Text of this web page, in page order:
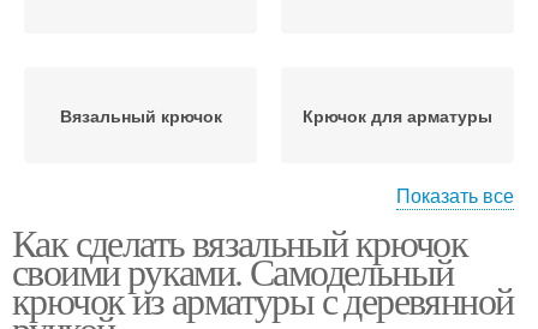
Вязальный крючок Крючок для арматуры
Крючок с винтом
Полуавтоматический
крючок
Показать все
Как сделать вязальный крючок
своими руками. Самодельный
крючок из арматуры с деревянной